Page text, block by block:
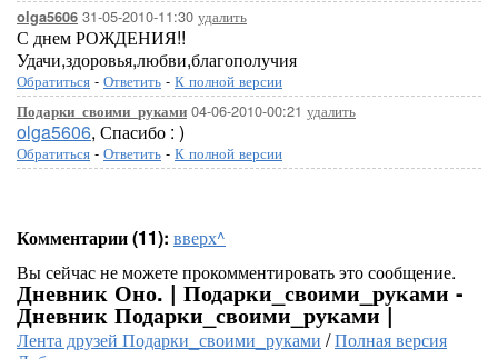
olga5606 31-05-2010-11:30 удалить
С днем РОЖДЕНИЯ!!
Удачи,здоровья,любви,благополучия
Обратиться - Ответить - К полной версии
Подарки_своими_руками 04-06-2010-00:21 удалить
olga5606, Спасибо : )
Обратиться - Ответить - К полной версии
Комментарии (11): вверх^
Вы сейчас не можете прокомментировать это сообщение.
Дневник Оно. | Подарки_своими_руками -
Дневник Подарки_своими_руками |
Лента друзей Подарки_своими_руками /Полная версия